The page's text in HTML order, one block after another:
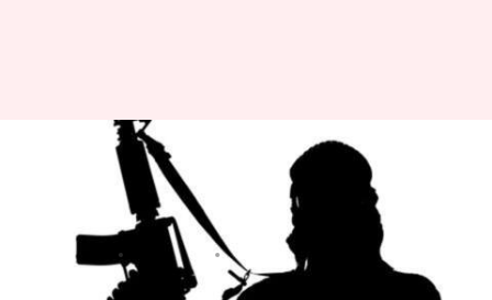
जानें कैसे दिल्ली में आतंकी संगठन के
नाम पर Wi-Fi नेटवर्क होने से मचा
मुकुल तोमर Feb 28, 2019 05:50 pm